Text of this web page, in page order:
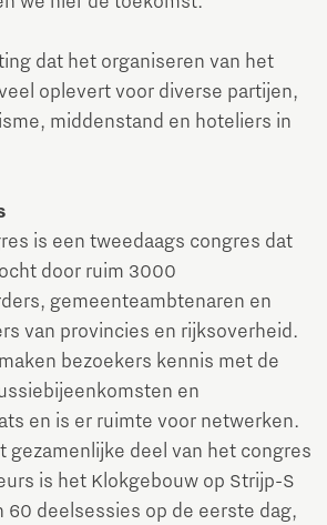
dat het organiseren van het
oplevert voor diverse partijen,
middenstand en hoteliers in
is een tweedaags congres dat
door ruim 3000
gemeenteambtenaren en
van provincies en rijksoverheid.
bezoekers kennis met de
en
en is er ruimte voor netwerken.
gezamenlijke deel van het congres
is het Klokgebouw op Strijp-S
60 deelsessies op de eerste dag,